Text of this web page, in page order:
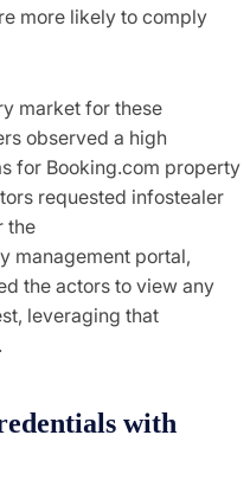
more likely to comply
market for these
observed a high
for Booking.com property
requested infostealer
the
management portal,
the actors to view any
leveraging that
with